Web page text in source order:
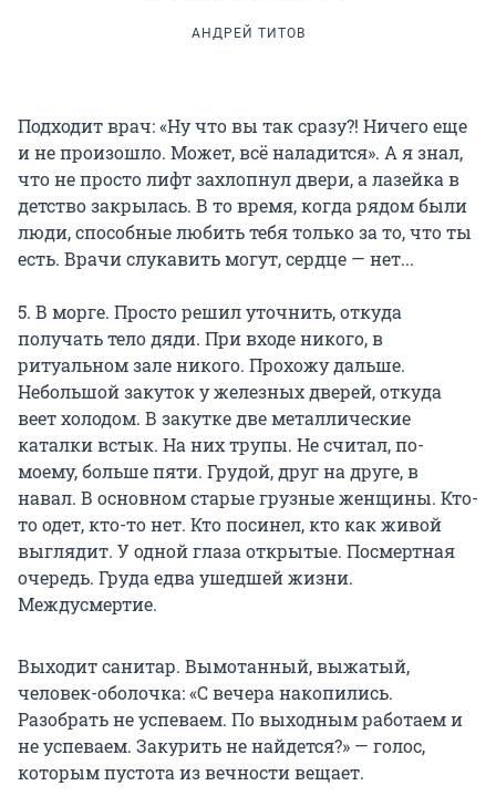
АНДРЕЙ ТИТОВ
Подходит врач: «Ну что вы так сразу?! Ничего еще
и не произошло. Может, всё наладится». А я знал,
что не просто лифт захлопнул двери, а лазейка в
детство закрылась. В то время, когда рядом были
люди, способные любить тебя только за то, что ты
есть. Врачи слукавить могут, сердце — нет...
5. В морге. Просто решил уточнить, откуда
получать тело дяди. При входе никого, в
ритуальном зале никого. Прохожу дальше.
Небольшой закуток у железных дверей, откуда
веет холодом. В закутке две металлические
каталки встык. На них трупы. Не считал, по-
моему, больше пяти. Грудой, друг на друге, в
навал. В основном старые грузные женщины. Кто-
то одет, кто-то нет. Кто посинел, кто как живой
выглядит. У одной глаза открытые. Посмертная
очередь. Груда едва ушедшей жизни.
Междусмертие.
Выходит санитар. Вымотанный, выжатый,
человек-оболочка: «С вечера накопились.
Разобрать не успеваем. По выходным работаем и
не успеваем. Закурить не найдется?» — голос,
которым пустота из вечности вещает.